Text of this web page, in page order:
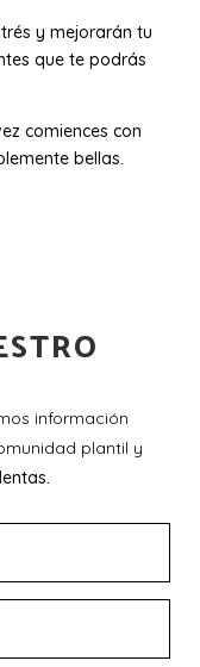
y mejorarán tu
que te podrás
comiences con
bellas.
información
plantil y